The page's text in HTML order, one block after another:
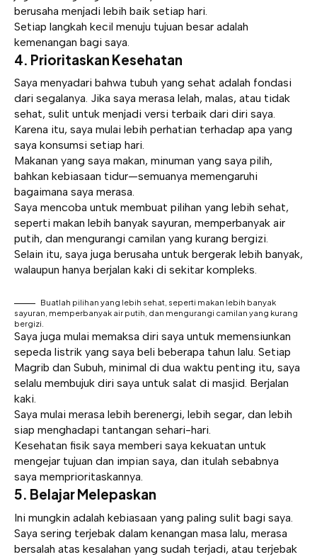
berusaha menjadi lebih baik setiap hari.
Setiap langkah kecil menuju tujuan besar adalah
kemenangan bagi saya.
4. Prioritaskan Kesehatan
Saya menyadari bahwa tubuh yang sehat adalah fondasi
dari segalanya. Jika saya merasa lelah, malas, atau tidak
sehat, sulit untuk menjadi versi terbaik dari diri saya.
Karena itu, saya mulai lebih perhatian terhadap apa yang
saya konsumsi setiap hari.
Makanan yang saya makan, minuman yang saya pilih,
bahkan kebiasaan tidur—semuanya memengaruhi
bagaimana saya merasa.
Saya mencoba untuk membuat pilihan yang lebih sehat,
seperti makan lebih banyak sayuran, memperbanyak air
putih, dan mengurangi camilan yang kurang bergizi.
Selain itu, saya juga berusaha untuk bergerak lebih banyak,
walaupun hanya berjalan kaki di sekitar kompleks.
Buatlah pilihan yang lebih sehat, seperti makan lebih banyak
sayuran, memperbanyak air putih, dan mengurangi camilan yang kurang
bergizi.
Saya juga mulai memaksa diri saya untuk memensiunkan
sepeda listrik yang saya beli beberapa tahun lalu. Setiap
Magrib dan Subuh, minimal di dua waktu penting itu, saya
selalu membujuk diri saya untuk salat di masjid. Berjalan
kaki.
Saya mulai merasa lebih berenergi, lebih segar, dan lebih
siap menghadapi tantangan sehari-hari.
Kesehatan fisik saya memberi saya kekuatan untuk
mengejar tujuan dan impian saya, dan itulah sebabnya
saya memprioritaskannya.
5. Belajar Melepaskan
Ini mungkin adalah kebiasaan yang paling sulit bagi saya.
Saya sering terjebak dalam kenangan masa lalu, merasa
bersalah atas kesalahan yang sudah terjadi, atau terjebak